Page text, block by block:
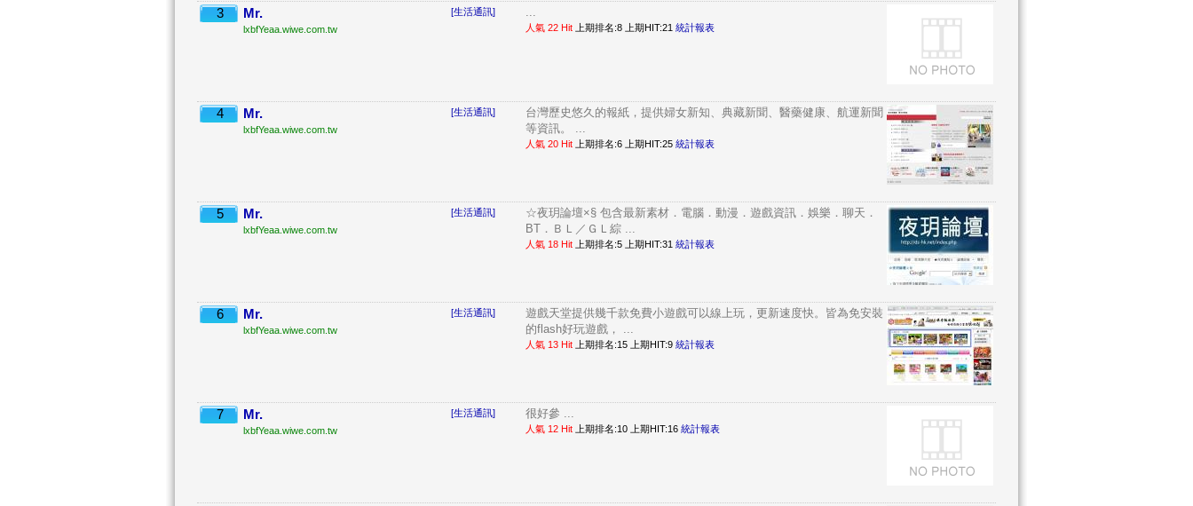
3 Mr.
lxbfYeaa.wiwe.com.tw
[生活通訊] ...
人氣 22 Hit 上期排名:8 上期HIT:21 統計報表
4 Mr.
lxbfYeaa.wiwe.com.tw
[生活通訊]
台灣歷史悠久的報紙，提供婦女新知、典藏新聞、醫藥健康、航運新聞
等資訊。 ...
人氣 20 Hit 上期排名:6 上期HIT:25 統計報表
5 Mr.
lxbfYeaa.wiwe.com.tw
[生活通訊]
☆夜玥論壇×§ 包含最新素材．電腦．動漫．遊戲資訊．娛樂．聊天．
BT．ＢＬ／ＧＬ綜 ...
人氣 18 Hit 上期排名:5 上期HIT:31 統計報表
6 Mr.
lxbfYeaa.wiwe.com.tw
[生活通訊]
遊戲天堂提供幾千款免費小遊戲可以線上玩，更新速度快。皆為免安裝
的flash好玩遊戲， ...
人氣 13 Hit 上期排名:15 上期HIT:9 統計報表
7 Mr.
lxbfYeaa.wiwe.com.tw
[生活通訊] 很好參 ...
人氣 12 Hit 上期排名:10 上期HIT:16 統計報表